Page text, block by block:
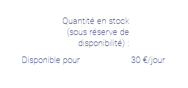
Quantité en stock
(sous réserve de
disponibilité) :
Disponible pour
30 €/jour